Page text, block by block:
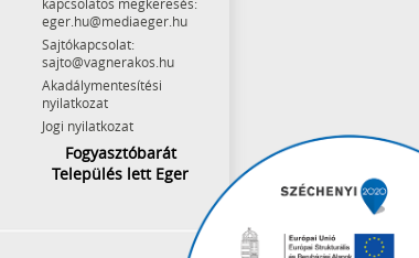
eger.hu@mediaeger.hu
Sajtókapcsolat:
sajto@vagnerakos.hu
Akadálymentesítési
nyilatkozat
Jogi nyilatkozat
Fogyasztóbarát
Település lett Eger